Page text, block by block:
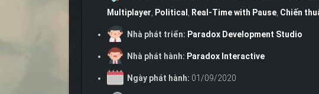
Multiplayer
Political Real-Time with Pause, Chiến
Nhà phát triển: Paradox Development Studio
Nhà phát hành: Paradox Interactive
Ngày phát hành: 01/09/2020